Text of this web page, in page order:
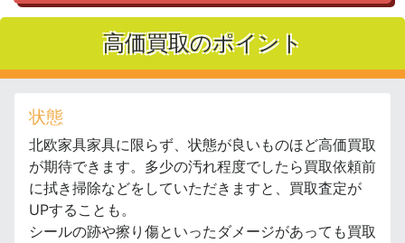
高価買取のポイント
状態
北欧家具家具に限らず、状態が良いものほど高価買取
が期待できます。多少の汚れ程度でしたら買取依頼前
に拭き掃除などをしていただきますと、買取査定が
UPすることも。
シールの跡や擦り傷といったダメージがあっても買取